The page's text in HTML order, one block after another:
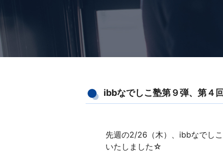
ibbなでしこ塾第９弾、第４
先週の2/26（木）、ibbなでし
いたしました☆